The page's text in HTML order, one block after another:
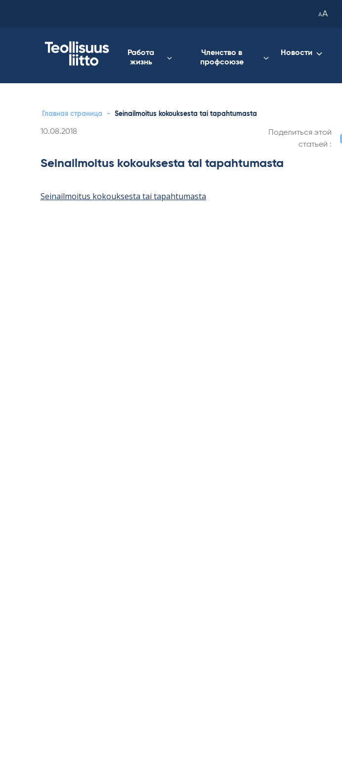
AA
Работа
жизнь
Членство в
профсоюзе
Новости
Главная страница - Seinailmoitus kokouksesta tai tapahtumasta
Kirjoitettu
10.08.2018
Поделиться этой
статьей :
Seinailmoitus kokouksesta tai tapahtumasta
Seinailmoitus kokouksesta tai tapahtumasta
your